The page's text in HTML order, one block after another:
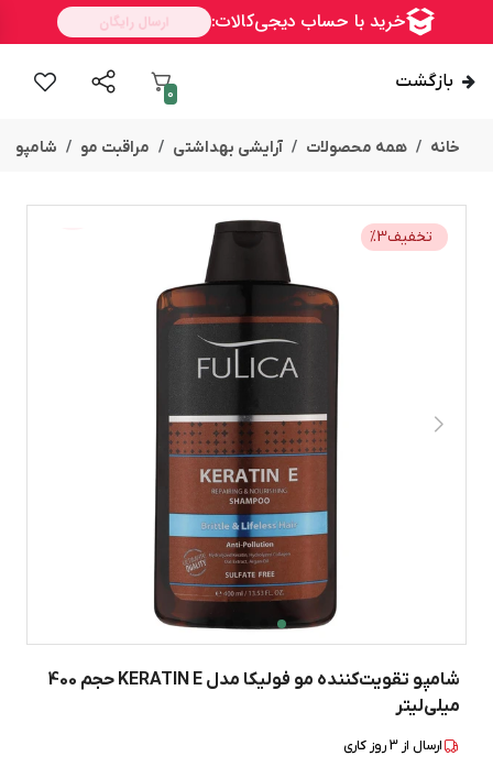
بازگشت
0
خانه همه محصولات آرایشی بهداشتی مراقبت مو شامپو
تخفیف %3
شامپو تقویت‌کننده مو فولیکا مدل KERATIN E حجم 400
میلی‌لیتر
ارسال از 3روز کاری